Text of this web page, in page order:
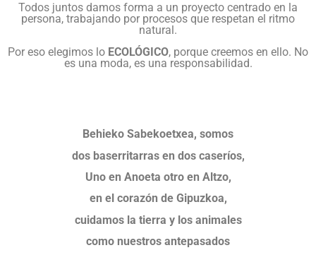
Todos juntos damos forma a un proyecto centrado en la
persona, trabajando por procesos que respetan el ritmo
natural.
Por eso elegimos lo ECOLÓGICO, porque creemos en ello. No
es una moda, es una responsabilidad.
Behieko Sabekoetxea, somos
dos baserritarras en dos caseríos,
Uno en Anoeta otro en Altzo,
en el corazón de Gipuzkoa,
cuidamos la tierra y los animales
como nuestros antepasados